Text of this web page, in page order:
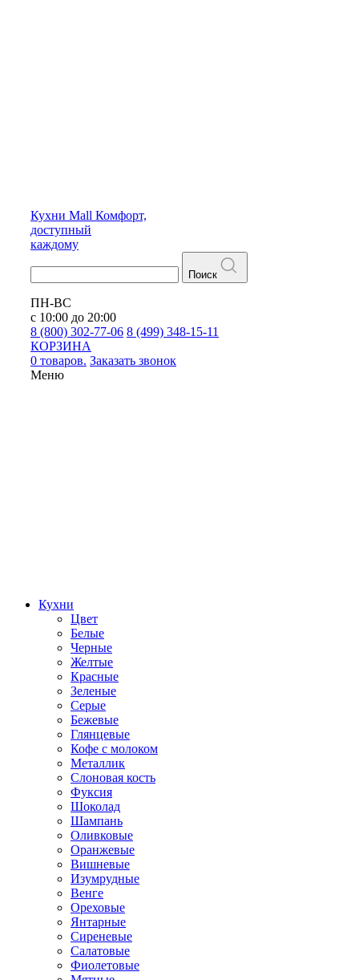
Кухни Mall Комфорт,
доступный
каждому
Поиск
ПН-ВС
с 10:00 до 20:00
8 (800) 302-77-06 8 (499) 348-15-11
КОРЗИНА
0 товаров. Заказать звонок
Меню
Кухни
Цвет
Белые
Черные
Желтые
Красные
Зеленые
Серые
Бежевые
Глянцевые
Кофе с молоком
Металлик
Слоновая кость
Фуксия
Шоколад
Шампань
Оливковые
Оранжевые
Вишневые
Изумрудные
Венге
Ореховые
Янтарные
Сиреневые
Салатовые
Фиолетовые